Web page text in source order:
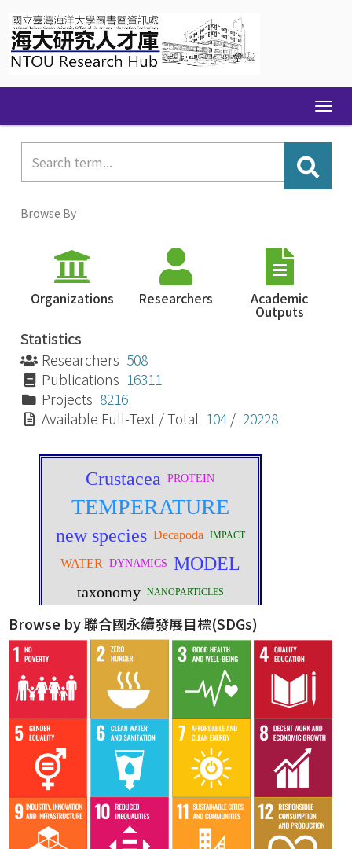
navigation
Browse By
Organizations Researchers Academic
Outputs
Statistics
Researchers 508
Publications 16311
Projects 8216
Available Full-Text / Total 104 / 20228
Browse by 聯合國永續發展目標(SDGs)